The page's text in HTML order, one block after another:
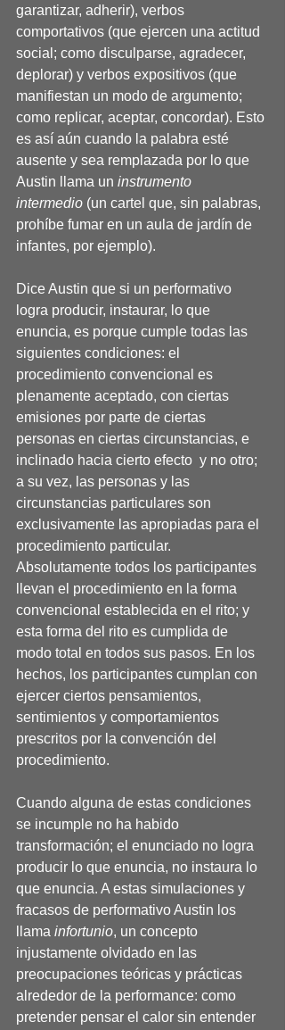
garantizar, adherir), verbos
comportativos (que ejercen una actitud
social; como disculparse, agradecer,
deplorar) y verbos expositivos (que
manifiestan un modo de argumento;
como replicar, aceptar, concordar). Esto
es así aún cuando la palabra esté
ausente y sea remplazada por lo que
Austin llama un instrumento
intermedio (un cartel que, sin palabras,
prohíbe fumar en un aula de jardín de
infantes, por ejemplo).
Dice Austin que si un performativo
logra producir, instaurar, lo que
enuncia, es porque cumple todas las
siguientes condiciones: el
procedimiento convencional es
plenamente aceptado, con ciertas
emisiones por parte de ciertas
personas en ciertas circunstancias, e
inclinado hacia cierto efecto  y no otro;
a su vez, las personas y las
circunstancias particulares son
exclusivamente las apropiadas para el
procedimiento particular.
Absolutamente todos los participantes
llevan el procedimiento en la forma
convencional establecida en el rito; y
esta forma del rito es cumplida de
modo total en todos sus pasos. En los
hechos, los participantes cumplan con
ejercer ciertos pensamientos,
sentimientos y comportamientos
prescritos por la convención del
procedimiento.
Cuando alguna de estas condiciones
se incumple no ha habido
transformación; el enunciado no logra
producir lo que enuncia, no instaura lo
que enuncia. A estas simulaciones y
fracasos de performativo Austin los
llama infortunio, un concepto
injustamente olvidado en las
preocupaciones teóricas y prácticas
alrededor de la performance: como
pretender pensar el calor sin entender